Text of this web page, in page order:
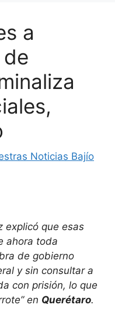
a
Noticias Bajío
explicó que esas
ahora toda
de gobierno
y sin consultar a
con prisión, lo que
en Querétaro.